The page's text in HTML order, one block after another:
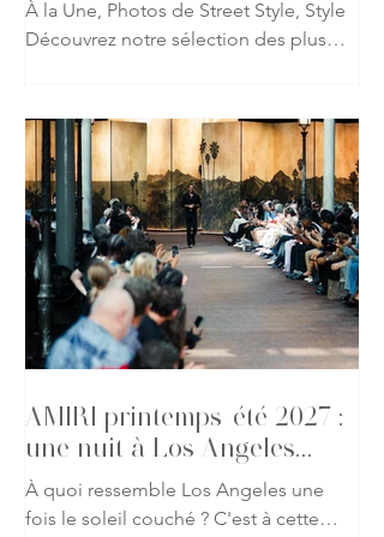
À la Une, Photos de Street Style, Style
Découvrez notre sélection des plus
de la Fashion Week de Paris. Fidèle à
l'univers imaginé par Mike Amiri, les
invités ont revisité les codes du
glamour californien à travers des
silhouettes mêlant tailoring
décontracté, cuir, denim et détails
précieux. Une galerie qui capture
l'atmosphère du défilé et l'élégance
des invités présents pour l'un des
AMIRI printemps-été 2027 :
une nuit à Los Angeles
s'invite à Paris
À quoi ressemble Los Angeles une
fois le soleil couché ? C'est à cette